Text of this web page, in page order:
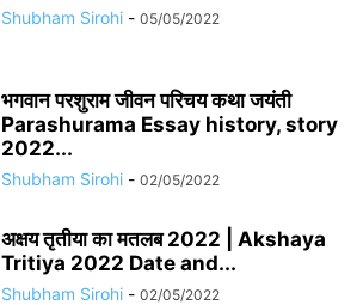
Shubham Sirohi - 05/05/2022
भगवान परशुराम जीवन परिचय कथा जयंती
Parashurama Essay history, story
2022...
Shubham Sirohi - 02/05/2022
अक्षय तृतीया का मतलब 2022 | Akshaya
Tritiya 2022 Date and...
Shubham Sirohi - 02/05/2022